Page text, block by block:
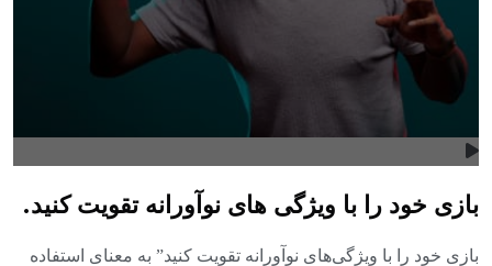
بازی خود را با ویژگی های نوآورانه تقویت کنید.
بازی خود را با ویژگی‌های نوآورانه تقویت کنید” به معنای استفاده